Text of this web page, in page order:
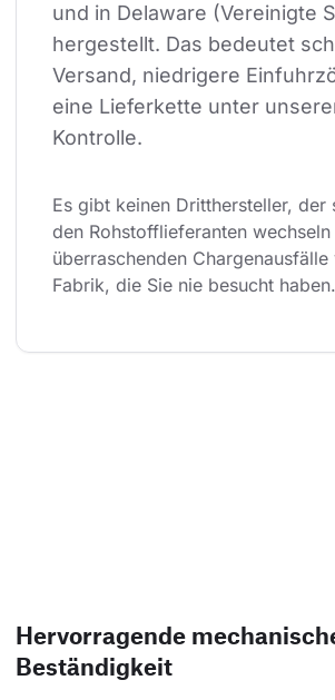
und in Delaware (Vereinigte
hergestellt. Das bedeutet
Versand, niedrigere
eine Lieferkette unter
Kontrolle.
Es gibt keinen Dritthersteller, der
den Rohstofflieferanten wechseln
überraschenden
Fabrik, die Sie nie besucht haben.
Hervorragende
Beständigkeit